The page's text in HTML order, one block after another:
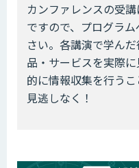
カンファレンスの受
ですので、プログラ
さい。各講演で学ん
品・サービスを実際
的に情報収集を行う
見逃しなく！